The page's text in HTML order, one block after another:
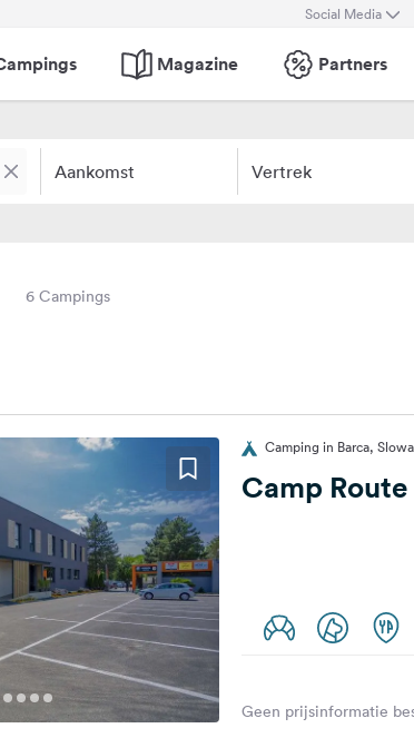
Social Media
Magazine Partners
Aankomst Vertrek
6 Campings
Camping in Barca,
Camp Route
Geen prijsinformatie